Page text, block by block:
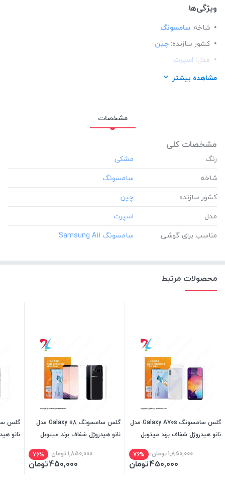
ویژگی‌ها
شاخه: سامسونگ
کشور سازنده: چین
مدل: اسپرت
مناسب برای گوشی:
مشاهده بیشتر
مشخصات
مشخصات کلی
رنگ
شاخه
کشور سازنده
مدل
مناسب برای گوشی
محصولات مرتبط
گلس سامسونگ Galaxy A70s مدل
نانو هیدروژل شفاف برند میتوبل
1,850,000تومان 76%
450,000تومان
گلس سامسونگ Galaxy s8 مدل
نانو هیدروژل شفاف برند میتوبل
1,850,000تومان 76%
450,000تومان
نانو